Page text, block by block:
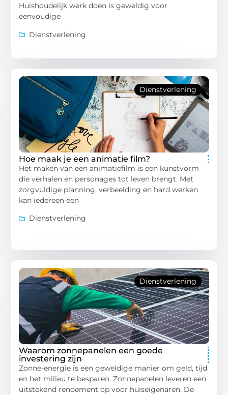
Huishoudelijk werk doen is geweldig voor
eenvoudige
Dienstverlening
Dienstverlening
Hoe maak je een animatie film?
Het maken van een animatiefilm is een kunstvorm
die verhalen en personages tot leven brengt. Met
zorgvuldige planning, verbeelding en hard werken
kan iedereen een
Dienstverlening
Dienstverlening
Waarom zonnepanelen een goede
investering zijn
Zonne-energie is een geweldige manier om geld, tijd
en het milieu te besparen. Zonnepanelen leveren een
uitstekend rendement op voor huiseigenaren. De